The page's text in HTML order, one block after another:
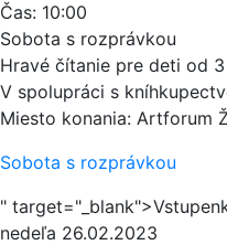
Čas: 10:00
Sobota s rozprávkou
Hravé čítanie pre deti od
V spolupráci s
Miesto konania: Artforum
Sobota s rozprávkou
"
nedeľa 26.02.2023